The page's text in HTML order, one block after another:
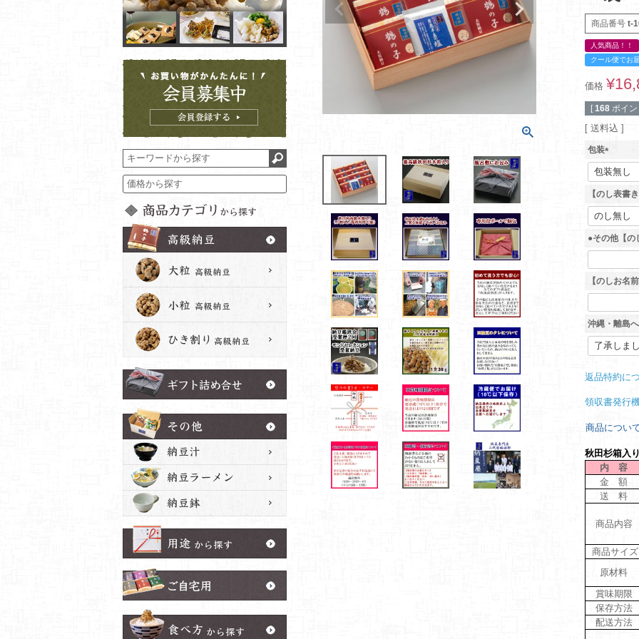
商品番号 t-
人気商品！！
クール便でお
価格 ¥
[ 168 ポイ
送料込
包装
(
必
須
)
【のし表書
●その他【の
【のしお名
沖縄・離島
返品特約に
領収書発行
商品につい
秋田杉箱入
内 容
金 額
送 料
商品内容
商品サイズ
原材料
賞味期限
保存方法
配送方法